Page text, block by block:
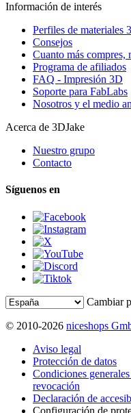
Información de interés
Perfiles de materiales
Consejos
Cuanto más compres,
Programa de afiliados
FAQ - Impresión 3D
Soporte para FabLabs
Nosotros y el medio
Acerca de 3DJake
Nuestro grupo
Contacto
Síguenos en
Cambiar
© 2010-2026 niceshops
Aviso legal
Protección de datos
Condiciones
revocación
Declaración de
Configuración de